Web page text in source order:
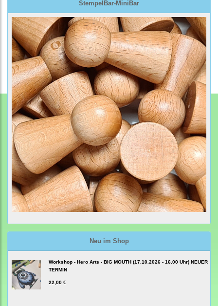
StempelBar-MiniBar
Neu im Shop
Workshop - Hero Arts - BIG MOUTH (17.10.2026 - 16.00 Uhr) NEUER
TERMIN
22,00 €